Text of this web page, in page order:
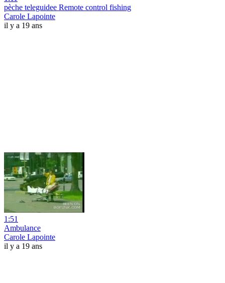
pèche teleguidee Remote control fishing
Carole Lapointe
il y a 19 ans
1:51
Ambulance
Carole Lapointe
il y a 19 ans